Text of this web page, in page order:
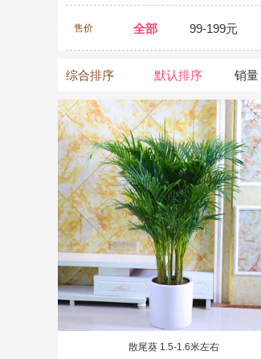
售价 全部 99-199元
综合排序 默认排序 销量
散尾葵 1.5-1.6米左右